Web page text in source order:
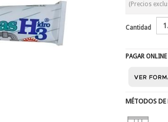
(Precios
Cantidad
PAGAR
MÉTODOS